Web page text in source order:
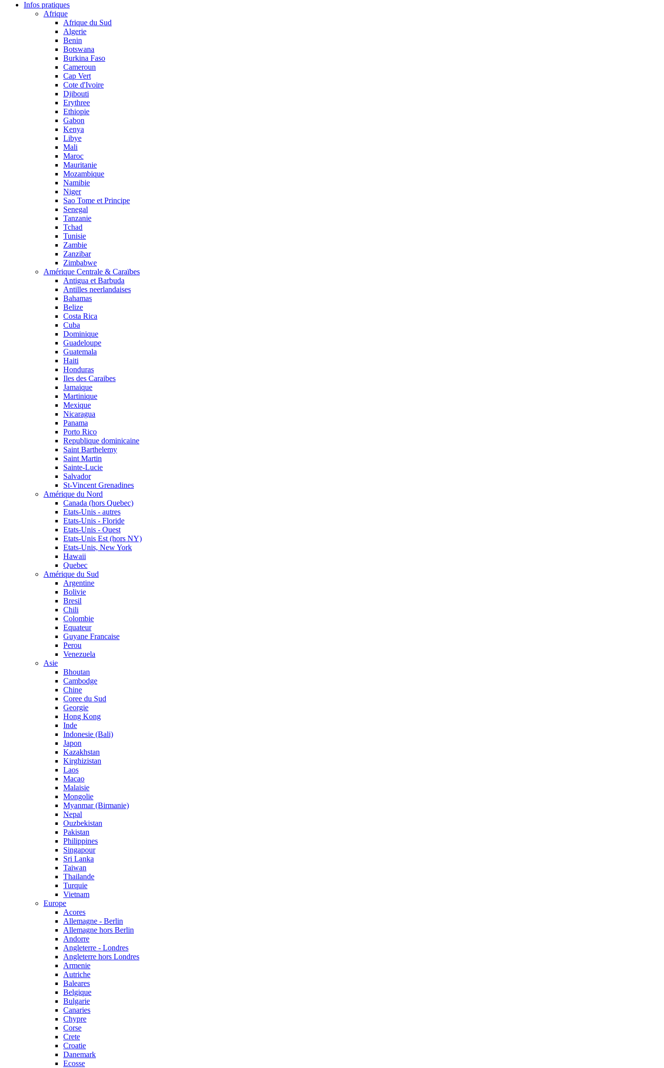
Infos pratiques
Afrique
Afrique du Sud
Algerie
Benin
Botswana
Burkina Faso
Cameroun
Cap Vert
Cote d'Ivoire
Djibouti
Erythree
Ethiopie
Gabon
Kenya
Libye
Mali
Maroc
Mauritanie
Mozambique
Namibie
Niger
Sao Tome et Principe
Senegal
Tanzanie
Tchad
Tunisie
Zambie
Zanzibar
Zimbabwe
Amérique Centrale & Caraïbes
Antigua et Barbuda
Antilles neerlandaises
Bahamas
Belize
Costa Rica
Cuba
Dominique
Guadeloupe
Guatemala
Haiti
Honduras
Iles des Caraibes
Jamaique
Martinique
Mexique
Nicaragua
Panama
Porto Rico
Republique dominicaine
Saint Barthelemy
Saint Martin
Sainte-Lucie
Salvador
St-Vincent Grenadines
Amérique du Nord
Canada (hors Quebec)
Etats-Unis - autres
Etats-Unis - Floride
Etats-Unis - Ouest
Etats-Unis Est (hors NY)
Etats-Unis, New York
Hawaii
Quebec
Amérique du Sud
Argentine
Bolivie
Bresil
Chili
Colombie
Equateur
Guyane Francaise
Perou
Venezuela
Asie
Bhoutan
Cambodge
Chine
Coree du Sud
Georgie
Hong Kong
Inde
Indonesie (Bali)
Japon
Kazakhstan
Kirghizistan
Laos
Macao
Malaisie
Mongolie
Myanmar (Birmanie)
Nepal
Ouzbekistan
Pakistan
Philippines
Singapour
Sri Lanka
Taiwan
Thailande
Turquie
Vietnam
Europe
Acores
Allemagne - Berlin
Allemagne hors Berlin
Andorre
Angleterre - Londres
Angleterre hors Londres
Armenie
Autriche
Baleares
Belgique
Bulgarie
Canaries
Chypre
Corse
Crete
Croatie
Danemark
Ecosse